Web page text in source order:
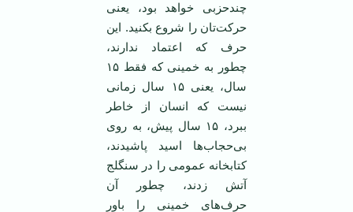
چندحزبی خواهد بود، یعنی
حرکت‌تان را شروع بکنید. این
حرف که اعتماد ندارند،
چطور به خمینی که فقط ۱۵
سال، یعنی ۱۵ سال زمانی
نیست که انسان از خاطر
ببرد، ۱۵ سال پیش، به روی
بی‌حجاب‌ها اسید پاشیدند،
کتابخانه عمومی را در سنگلج
آتش زدند، چطور آن
حرف‌های خمینی را باور